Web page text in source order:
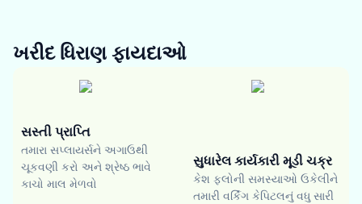
ખરીદ ધિરાણ ફાયદાઓ
સસ્તી પ્રાપ્તિ
તમારા સપ્લાયર્સને અગાઉથી
ચૂકવણી કરો અને શ્રેષ્ઠ ભાવે
કાચો માલ મેળવો
સુધારેલ કાર્યકારી મૂડી ચક્ર
કેશ ફ્લોની સમસ્યાઓ ઉકેલીને
તમારી વર્કિંગ કેપિટલનું વધુ સારી